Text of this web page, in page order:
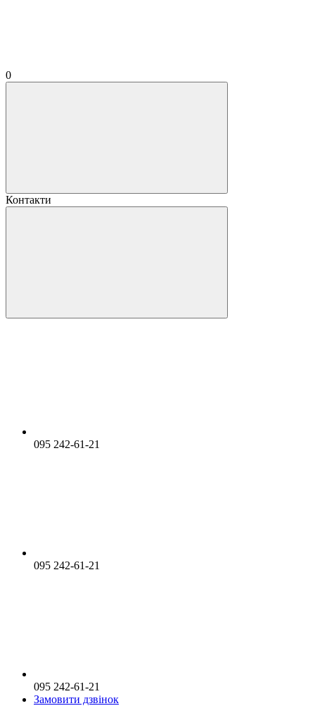
0
Контакти
095 242-61-21
095 242-61-21
095 242-61-21
Замовити дзвінок